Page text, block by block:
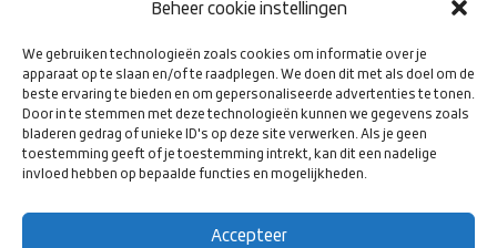
Beheer cookie instellingen
We gebruiken technologieën zoals cookies om informatie over je
apparaat op te slaan en/of te raadplegen. We doen dit met als doel om de
beste ervaring te bieden en om gepersonaliseerde advertenties te tonen.
Door in te stemmen met deze technologieën kunnen we gegevens zoals
bladeren gedrag of unieke ID's op deze site verwerken. Als je geen
toestemming geeft of je toestemming intrekt, kan dit een nadelige
invloed hebben op bepaalde functies en mogelijkheden.
Accepteer